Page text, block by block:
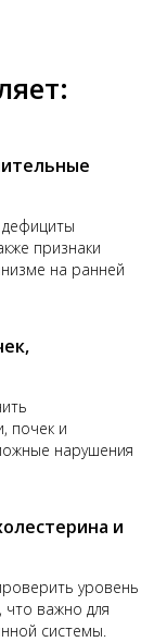
признаки
на ранней
почек и
нарушения
и
уровень
важно для
системы.